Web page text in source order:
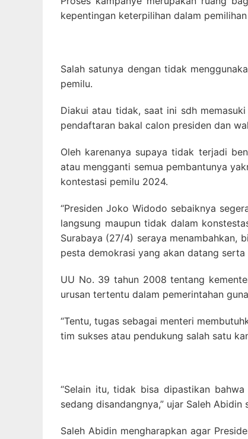
kepentingan keterpilihan dalam
Salah satunya dengan tidak
pemilu.
Diakui atau tidak, saat ini sdh
pendaftaran bakal calon presiden dan
Oleh karenanya supaya tidak terjadi
atau mengganti semua pembantunya
kontestasi pemilu 2024.
“Presiden Joko Widodo sebaiknya
langsung maupun tidak dalam
Surabaya (27/4) seraya menambahkan,
pesta demokrasi yang akan datang serta
UU No. 39 tahun 2008 tentang
urusan tertentu dalam pemerintahan
“Tentu, tugas sebagai menteri
tim sukses atau pendukung salah satu
“Selain itu, tidak bisa dipastikan
sedang disandangnya,” ujar Saleh
Saleh Abidin mengharapkan agar